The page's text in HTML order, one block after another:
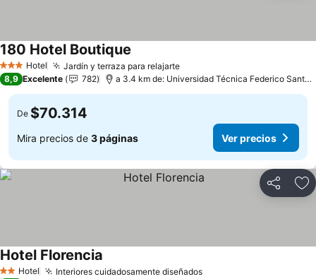
3 Estrellas
Hotel Jardín y terraza para relajarte
180 Hotel Boutique
8,9 Excelente 782 a 3.4 km de: Universidad Técnica Federico Santa María
De $70.314
Mira precios de 3 páginas Ver precios
Compartir
2 Estrellas
Hotel Interiores cuidadosamente diseñados
Hotel Florencia